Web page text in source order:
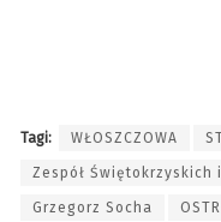
Tagi: WŁOSZCZOWA
Zespół Świętokrzyskich
Grzegorz Socha